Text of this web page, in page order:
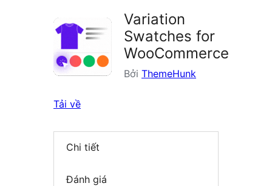
Variation
Swatches for
WooCommerce
Bởi ThemeHunk
Tải về
Chi tiết
Đánh giá